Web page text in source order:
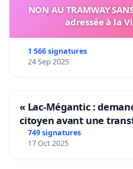
NON AU TRAMWAY
adressée à la
1 566 signatures
24 Sep 2025
« Lac-Mégantic :
citoyen avant une
de notre territoire »
749 signatures
17 Oct 2025